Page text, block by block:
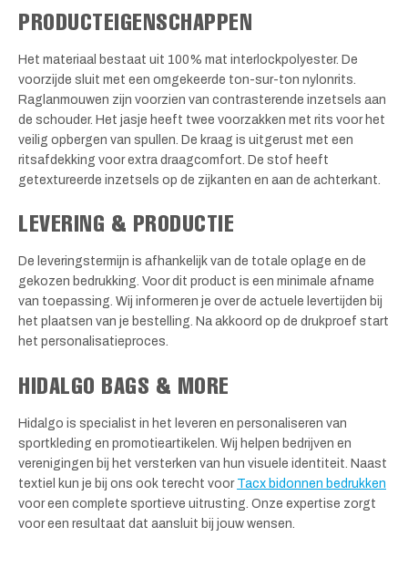
PRODUCTEIGENSCHAPPEN
Het materiaal bestaat uit 100% mat interlockpolyester. De
voorzijde sluit met een omgekeerde ton-sur-ton nylonrits.
Raglanmouwen zijn voorzien van contrasterende inzetsels aan
de schouder. Het jasje heeft twee voorzakken met rits voor het
veilig opbergen van spullen. De kraag is uitgerust met een
ritsafdekking voor extra draagcomfort. De stof heeft
getextureerde inzetsels op de zijkanten en aan de achterkant.
LEVERING & PRODUCTIE
De leveringstermijn is afhankelijk van de totale oplage en de
gekozen bedrukking. Voor dit product is een minimale afname
van toepassing. Wij informeren je over de actuele levertijden bij
het plaatsen van je bestelling. Na akkoord op de drukproef start
het personalisatieproces.
HIDALGO BAGS & MORE
Hidalgo is specialist in het leveren en personaliseren van
sportkleding en promotieartikelen. Wij helpen bedrijven en
verenigingen bij het versterken van hun visuele identiteit. Naast
textiel kun je bij ons ook terecht voor Tacx bidonnen bedrukken
voor een complete sportieve uitrusting. Onze expertise zorgt
voor een resultaat dat aansluit bij jouw wensen.